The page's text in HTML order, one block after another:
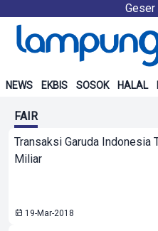
Geser
NEWS EKBIS SOSOK HALAL
FAIR
Transaksi Garuda Indonesia
Miliar
19-Mar-2018